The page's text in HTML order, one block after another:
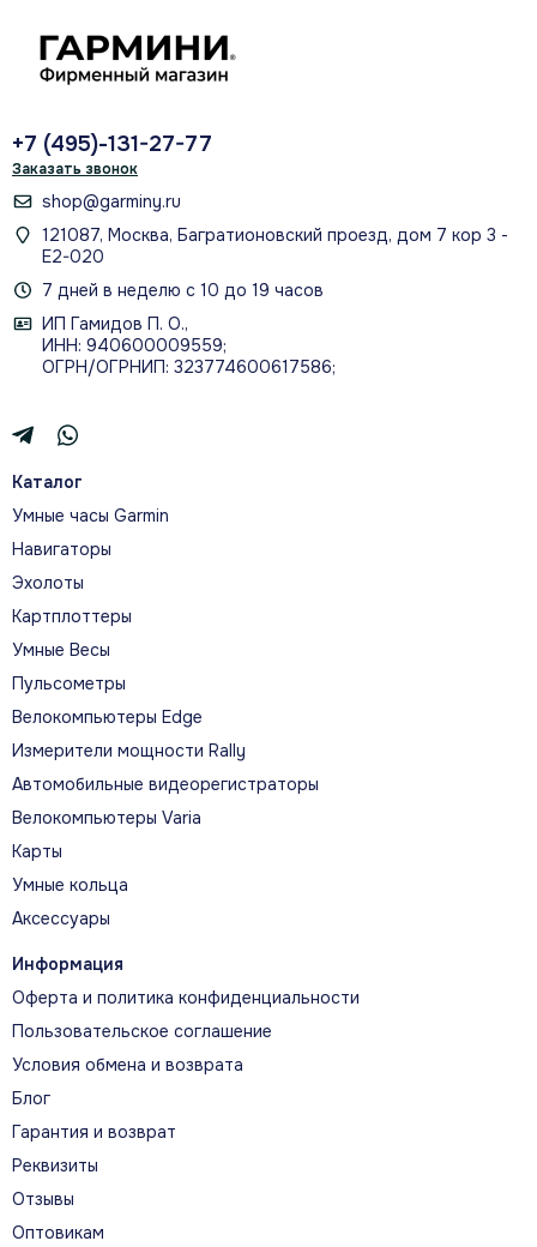
+7 (495)-131-27-77
Заказать звонок
shop@garminy.ru
121087, Москва, Багратионовский проезд, дом 7 кор 3 -
Е2-020
7 дней в неделю с 10 до 19 часов
ИП Гамидов П. О.,
ИНН: 940600009559;
ОГРН/ОГРНИП: 323774600617586;
Каталог
Умные часы Garmin
Навигаторы
Эхолоты
Картплоттеры
Умные Весы
Пульсометры
Велокомпьютеры Edge
Измерители мощности Rally
Автомобильные видеорегистраторы
Велокомпьютеры Varia
Карты
Умные кольца
Аксессуары
Информация
Оферта и политика конфиденциальности
Пользовательское соглашение
Условия обмена и возврата
Блог
Гарантия и возврат
Реквизиты
Отзывы
Оптовикам